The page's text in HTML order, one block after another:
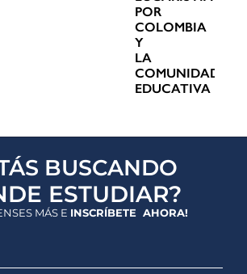
POR
COLOMBIA
Y
LA
COMUNIDAD
EDUCATIVA
BUSCANDO
ESTUDIAR?
MÁS E INSCRÍBETE AHORA!